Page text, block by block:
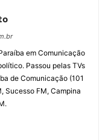
em Comunicação
Passou pelas TVs
de Comunicação (101
Sucesso FM, Campina